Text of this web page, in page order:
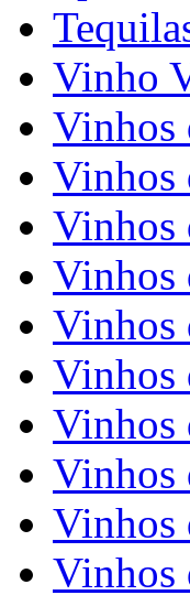
Vinho
Vinhos
Vinhos
Vinhos
Vinhos
Vinhos
Vinhos
Vinhos
Vinhos
Vinhos
Vinhos